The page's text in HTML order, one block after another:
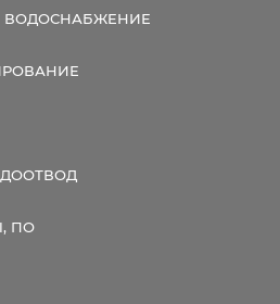
ВОДОСНАБЖЕНИЕ
ПО